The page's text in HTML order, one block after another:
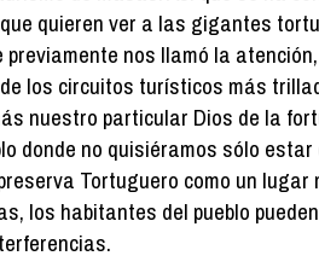
quieren ver a las gigantes
previamente nos llamó la
los circuitos turísticos más
nuestro particular Dios de la
donde no quisiéramos sólo estar
Tortuguero como un
los habitantes del pueblo